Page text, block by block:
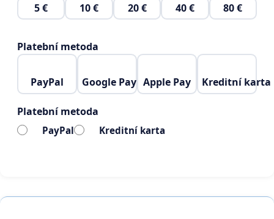
5 €
10 € 20 € 40 € 80 €
Platební metoda
PayPal Google Pay Apple Pay Kreditní karta
Platební metoda
PayPal Kreditní karta